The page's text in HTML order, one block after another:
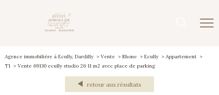
Agence immobilière à Ecully, Dardilly Vente Rhone Ecully
Appartement
T1
Vente 69130 ecully studio 26 11 m2 avec place de parking
retour aux résultats